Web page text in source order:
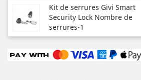
Kit de serrures Givi Smart
Security Lock Nombre de
serrures-1